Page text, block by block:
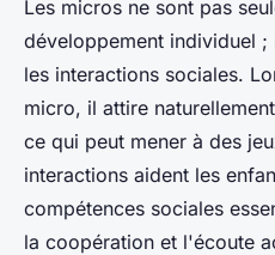
Les micros ne sont pas
développement individuel
les interactions sociales.
micro, il attire
ce qui peut mener à des
interactions aident les
compétences sociales
la coopération et l'écoute